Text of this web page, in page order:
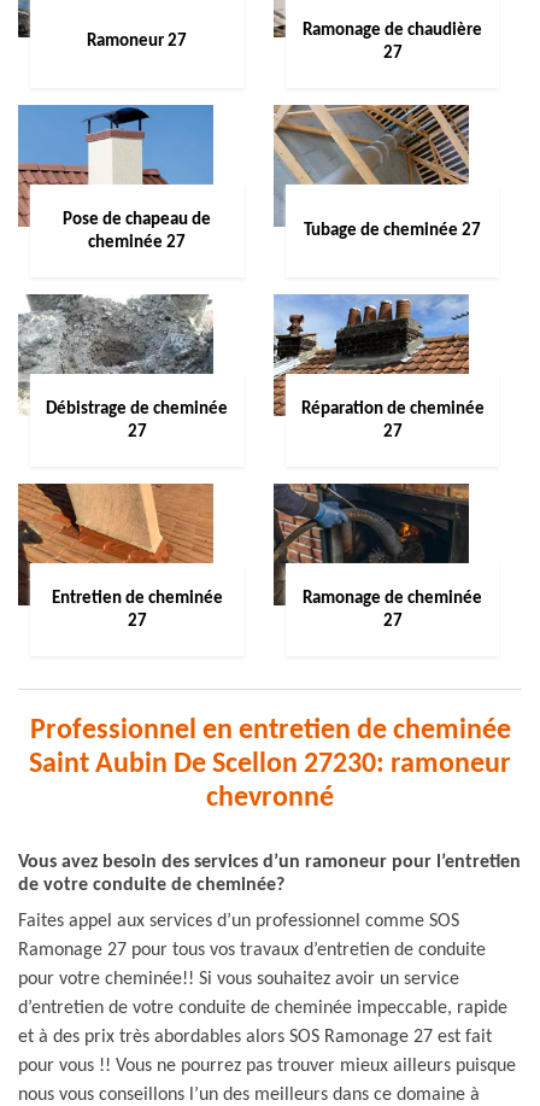
Ramoneur 27
Ramonage de chaudière
27
Pose de chapeau de
cheminée 27
Tubage de cheminée 27
Débistrage de cheminée
27
Réparation de cheminée
27
Entretien de cheminée
27
Ramonage de cheminée
27
Professionnel en entretien de cheminée
Saint Aubin De Scellon 27230: ramoneur
chevronné
Vous avez besoin des services d’un ramoneur pour l’entretien
de votre conduite de cheminée?
Faites appel aux services d’un professionnel comme SOS
Ramonage 27 pour tous vos travaux d’entretien de conduite
pour votre cheminée!! Si vous souhaitez avoir un service
d’entretien de votre conduite de cheminée impeccable, rapide
et à des prix très abordables alors SOS Ramonage 27 est fait
pour vous !! Vous ne pourrez pas trouver mieux ailleurs puisque
nous vous conseillons l’un des meilleurs dans ce domaine à